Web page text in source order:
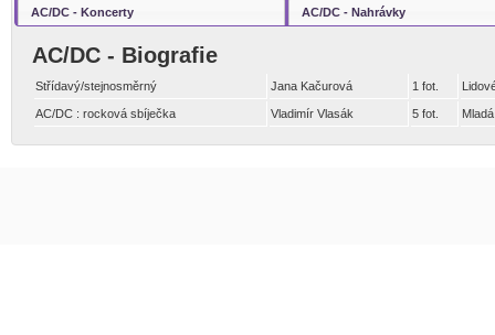
AC/DC - Koncerty AC/DC - Nahrávky
AC/DC - Biografie
Střídavý/stejnosměrný Jana Kačurová 1 fot.
AC/DC : rocková sbíječka Vladimír Vlasák 5 fot.